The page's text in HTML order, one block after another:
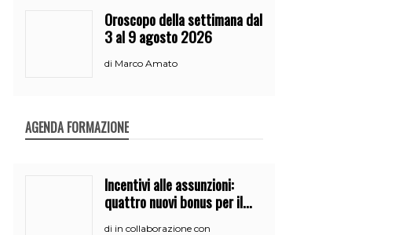
Oroscopo della settimana dal
3 al 9 agosto 2026
di Marco Amato
AGENDA FORMAZIONE
Incentivi alle assunzioni:
quattro nuovi bonus per il
di in collaborazione con